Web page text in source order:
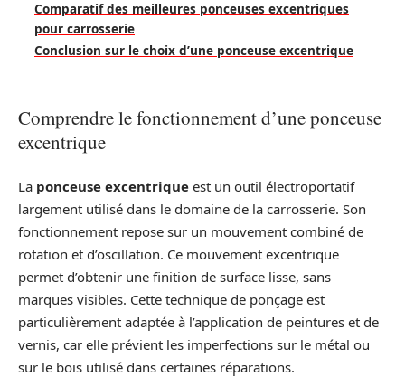
Comparatif des meilleures ponceuses excentriques
pour carrosserie
Conclusion sur le choix d’une ponceuse excentrique
Comprendre le fonctionnement d’une ponceuse
excentrique
La ponceuse excentrique est un outil électroportatif
largement utilisé dans le domaine de la carrosserie. Son
fonctionnement repose sur un mouvement combiné de
rotation et d’oscillation. Ce mouvement excentrique
permet d’obtenir une finition de surface lisse, sans
marques visibles. Cette technique de ponçage est
particulièrement adaptée à l’application de peintures et de
vernis, car elle prévient les imperfections sur le métal ou
sur le bois utilisé dans certaines réparations.